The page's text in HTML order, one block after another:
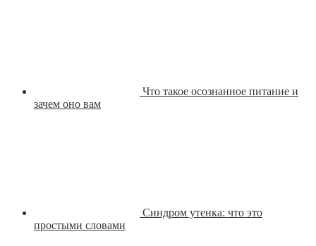
Что такое осознанное питание и
зачем оно вам
Синдром утенка: что это
простыми словами